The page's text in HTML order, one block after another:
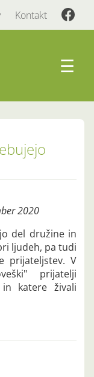
Kontakt
☰
2020
del družine in
ljudeh, pa tudi
prijateljstev. V
prijatelji
katere živali